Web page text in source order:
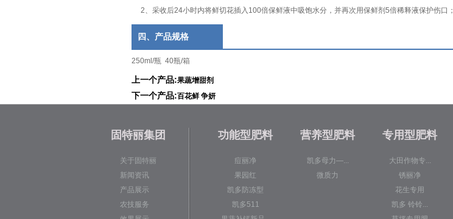
2、采收后24小时内将鲜切花插入100倍保鲜液中吸饱水分，并再次用保鲜剂5倍稀释液保护伤口；
四、产品规格
250ml/瓶 40瓶/箱
上一个产品:果蔬增甜剂
下一个产品:百花鲜 争妍
固特丽集团
关于固特丽
新闻资讯
产品展示
农技服务
功能型肥料
痘丽净
果园红
凯多防冻型
凯多511
营养型肥料
凯多母力—...
微质力
专用型肥料
大田作物专...
锈丽净
花生专用
凯多 铃铃...